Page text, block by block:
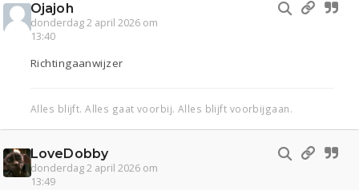
Ojajoh
donderdag 2 april 2026 om
13:40
Richtingaanwijzer
Alles blijft. Alles gaat voorbij. Alles blijft voorbijgaan.
LoveDobby
donderdag 2 april 2026 om
13:49